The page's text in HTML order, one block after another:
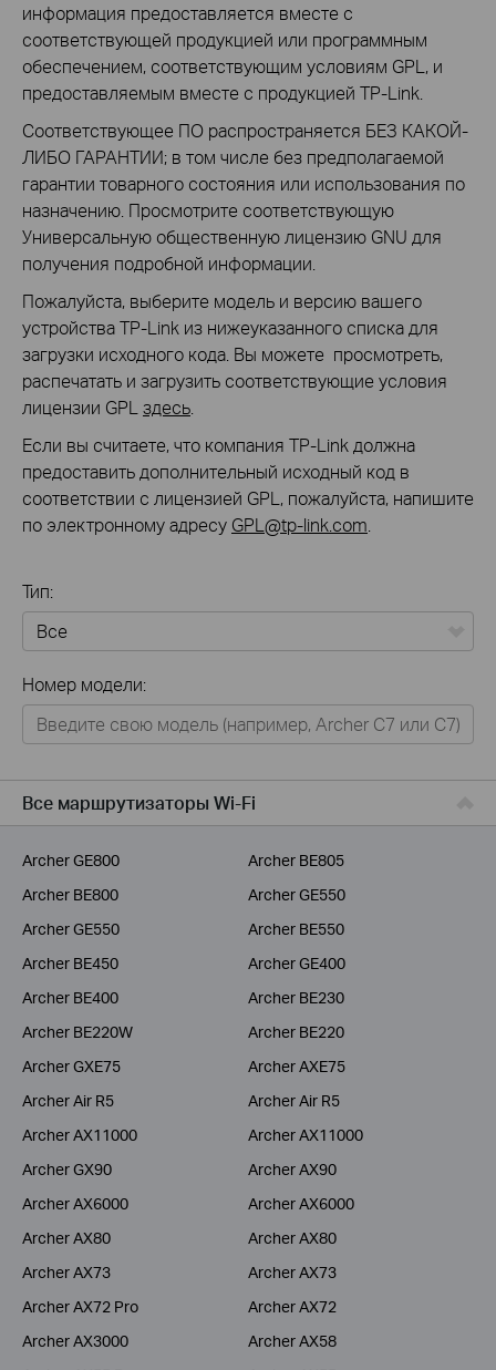
информация предоставляется вместе с
соответствующей продукцией или программным
обеспечением, соответствующим условиям GPL, и
предоставляемым вместе с продукцией TP-Link.
Соответствующее ПО распространяется БЕЗ КАКОЙ-
ЛИБО ГАРАНТИИ; в том числе без предполагаемой
гарантии товарного состояния или использования по
назначению. Просмотрите соответствующую
Универсальную общественную лицензию GNU для
получения подробной информации.
Пожалуйста, выберите модель и версию вашего
устройства TP-Link из нижеуказанного списка для
загрузки исходного кода. Вы можете просмотреть,
распечатать и загрузить соответствующие условия
лицензии GPL здесь
Если вы считаете, что компания TP-Link должна
предоставить дополнительный исходный код в
соответствии с лицензией GPL, пожалуйста, напишите
по электронному адресу GPL@tp-link.com
Тип:
Для дома
Умный дом
Для операторов связи
Номер модели:
Все маршрутизаторы Wi-Fi
Archer GE800
Archer BE805
Archer BE800
Archer GE550
Archer GE550
Archer BE550
Archer BE450
Archer GE400
Archer BE400
Archer BE230
Archer BE220W
Archer BE220
Archer GXE75
Archer AXE75
Archer Air R5
Archer Air R5
Archer AX11000
Archer AX11000
Archer GX90
Archer AX90
Archer AX6000
Archer AX6000
Archer AX80
Archer AX80
Archer AX73
Archer AX73
Archer AX72 Pro
Archer AX72
Archer AX3000
Archer AX58